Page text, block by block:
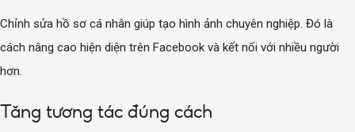
Chỉnh sửa hồ sơ cá nhân giúp tạo hình ảnh chuyên nghiệp. Đó là
cách nâng cao hiện diện trên Facebook và kết nối với nhiều người
hơn.
Tăng tương tác đúng cách